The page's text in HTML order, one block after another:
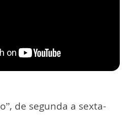
de segunda a sexta-